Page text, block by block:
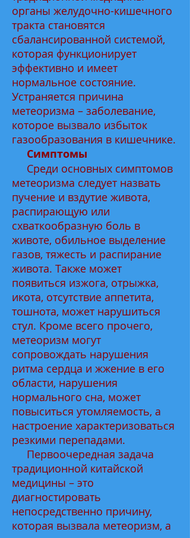
органы желудочно-кишечного
тракта становятся
сбалансированной системой,
которая функционирует
эффективно и имеет
нормальное состояние.
Устраняется причина
метеоризма – заболевание,
которое вызвало избыток
газообразования в кишечнике.
Симптомы
Среди основных симптомов
метеоризма следует назвать
пучение и вздутие живота,
распирающую или
схваткообразную боль в
животе, обильное выделение
газов, тяжесть и распирание
живота. Также может
появиться изжога, отрыжка,
икота, отсутствие аппетита,
тошнота, может нарушиться
стул. Кроме всего прочего,
метеоризм могут
сопровождать нарушения
ритма сердца и жжение в его
области, нарушения
нормального сна, может
повыситься утомляемость, а
настроение характеризоваться
резкими перепадами.
Первоочередная задача
традиционной китайской
медицины – это
диагностировать
непосредственно причину,
которая вызвала метеоризм, а